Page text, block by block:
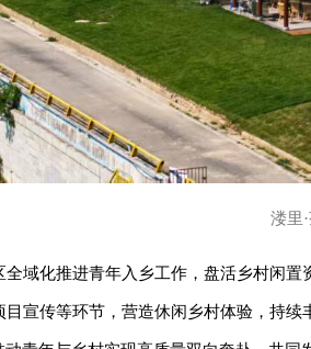
溇里
全域化推进青年入乡工作，盘活乡村闲
目宣传等环节，营造休闲乡村体验，持